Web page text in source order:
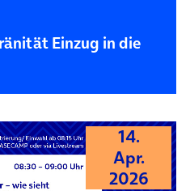
Einzug in die
14.
Apr.
2026